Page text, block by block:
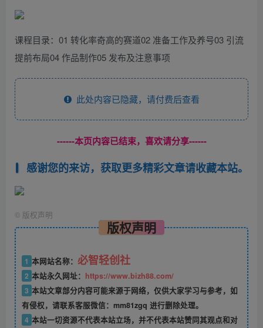
课程目录：01 转化率奇高的赛道02 准备工作及养号03 引流
提前布局04 作品制作05 发布及注意事项
此处内容已隐藏，请付费后查看
------本页内容已结束，喜欢请分享------
感谢您的来访，获取更多精彩文章请收藏本站。
© 版权声明
版权声明
1 本网站名称： 必智轻创社
2 本站永久网址： https://www.bizh88.com/
3 本站文章部分内容可能来源于网络，仅供大家学习与参考，如
有侵权，请联系客服微信：mm81zgq 进行删除处理。
4 本站一切资源不代表本站立场，并不代表本站赞同其观点和对